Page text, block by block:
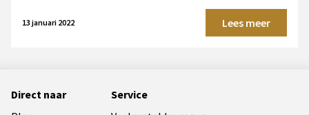
13 januari 2022 Lees meer
Direct naar
Service